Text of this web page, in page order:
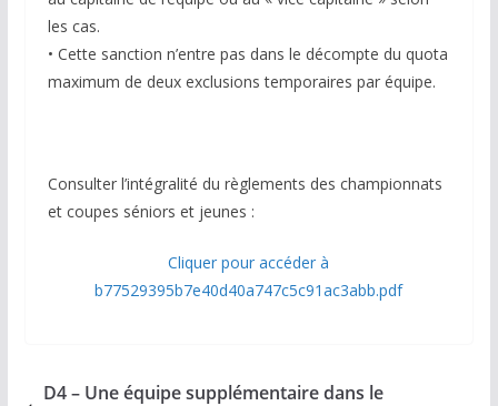
les cas.
• Cette sanction n’entre pas dans le décompte du quota
maximum de deux exclusions temporaires par équipe.
Consulter l’intégralité du règlements des championnats
et coupes séniors et jeunes :
Cliquer pour accéder à
b77529395b7e40d40a747c5c91ac3abb.pdf
D4 – Une équipe supplémentaire dans le